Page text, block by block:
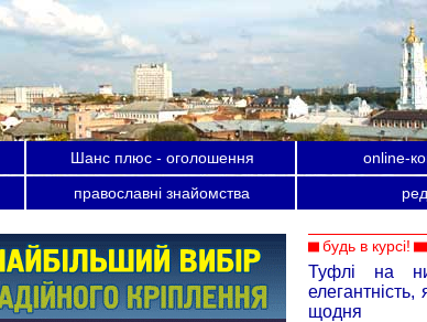
Шанс плюс - оголошення
online-
православні знайомства
будь в курсі!
Туфлі на
елегантність,
щодня